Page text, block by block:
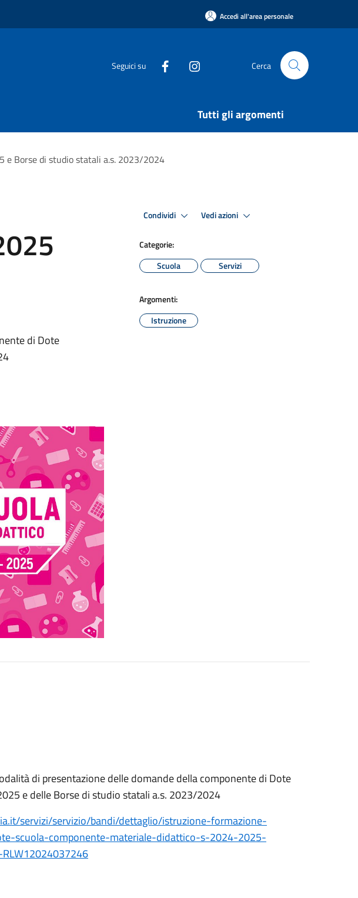
Accedi all'area personale
Seguici su Cerca
Tutti gli argomenti
e Borse di studio statali a.s. 2023/2024
di Dote
Condividi Vedi azioni
Categorie:
Scuola
Servizi
Argomenti:
Istruzione
di presentazione delle domande della componente di Dote
e delle Borse di studio statali a.s. 2023/2024
servizi/servizio/bandi/dettaglio/istruzione-formazione-
scuola-componente-materiale-didattico-s-2024-2025-